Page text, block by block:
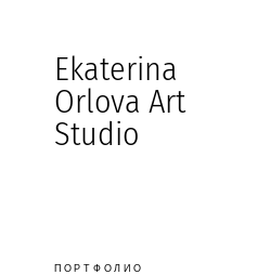
Ekaterina
Orlova Art
Studio
ПОРТФОЛИО